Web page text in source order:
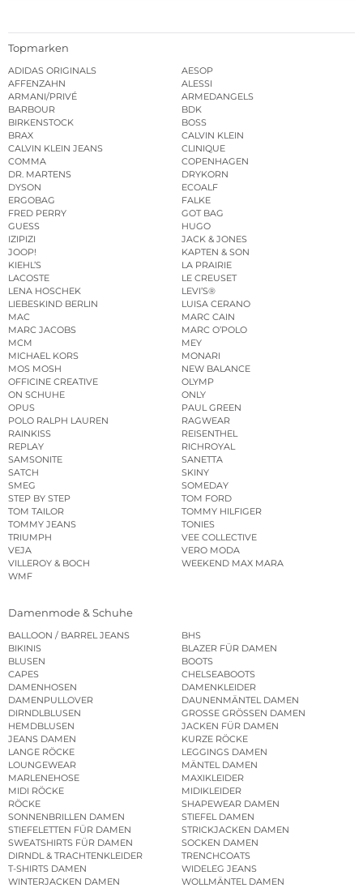
Topmarken
ADIDAS ORIGINALS
AESOP
AFFENZAHN
ALESSI
ARMANI/PRIVÉ
ARMEDANGELS
BARBOUR
BDK
BIRKENSTOCK
BOSS
BRAX
CALVIN KLEIN
CALVIN KLEIN JEANS
CLINIQUE
COMMA
COPENHAGEN
DR. MARTENS
DRYKORN
DYSON
ECOALF
ERGOBAG
FALKE
FRED PERRY
GOT BAG
GUESS
HUGO
IZIPIZI
JACK & JONES
JOOP!
KAPTEN & SON
KIEHL’S
LA PRAIRIE
LACOSTE
LE CREUSET
LENA HOSCHEK
LEVI’S®
LIEBESKIND BERLIN
LUISA CERANO
MAC
MARC CAIN
MARC JACOBS
MARC O’POLO
MCM
MEY
MICHAEL KORS
MONARI
MOS MOSH
NEW BALANCE
OFFICINE CREATIVE
OLYMP
ON SCHUHE
ONLY
OPUS
PAUL GREEN
POLO RALPH LAUREN
RAGWEAR
RAINKISS
REISENTHEL
REPLAY
RICHROYAL
SAMSONITE
SANETTA
SATCH
SKINY
SMEG
SOMEDAY
STEP BY STEP
TOM FORD
TOM TAILOR
TOMMY HILFIGER
TOMMY JEANS
TONIES
TRIUMPH
VEE COLLECTIVE
VEJA
VERO MODA
VILLEROY & BOCH
WEEKEND MAX MARA
WMF
Damenmode & Schuhe
BALLOON / BARREL JEANS
BHS
BIKINIS
BLAZER FÜR DAMEN
BLUSEN
BOOTS
CAPES
CHELSEABOOTS
DAMENHOSEN
DAMENKLEIDER
DAMENPULLOVER
DAUNENMÄNTEL DAMEN
DIRNDLBLUSEN
GROSSE GRÖSSEN DAMEN
HEMDBLUSEN
JACKEN FÜR DAMEN
JEANS DAMEN
KURZE RÖCKE
LANGE RÖCKE
LEGGINGS DAMEN
LOUNGEWEAR
MÄNTEL DAMEN
MARLENEHOSE
MAXIKLEIDER
MIDI RÖCKE
MIDIKLEIDER
RÖCKE
SHAPEWEAR DAMEN
SONNENBRILLEN DAMEN
STIEFEL DAMEN
STIEFELETTEN FÜR DAMEN
STRICKJACKEN DAMEN
SWEATSHIRTS FÜR DAMEN
SOCKEN DAMEN
DIRNDL & TRACHTENKLEIDER
TRENCHCOATS
T-SHIRTS DAMEN
WIDELEG JEANS
WINTERJACKEN DAMEN
WOLLMÄNTEL DAMEN